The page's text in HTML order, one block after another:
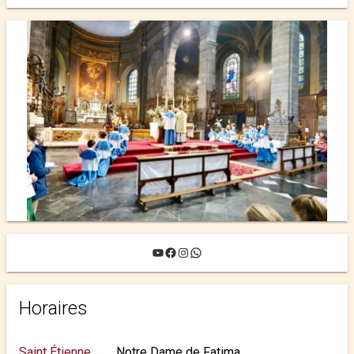
YouTube
Facebook
Instagram
WhatsApp
Horaires